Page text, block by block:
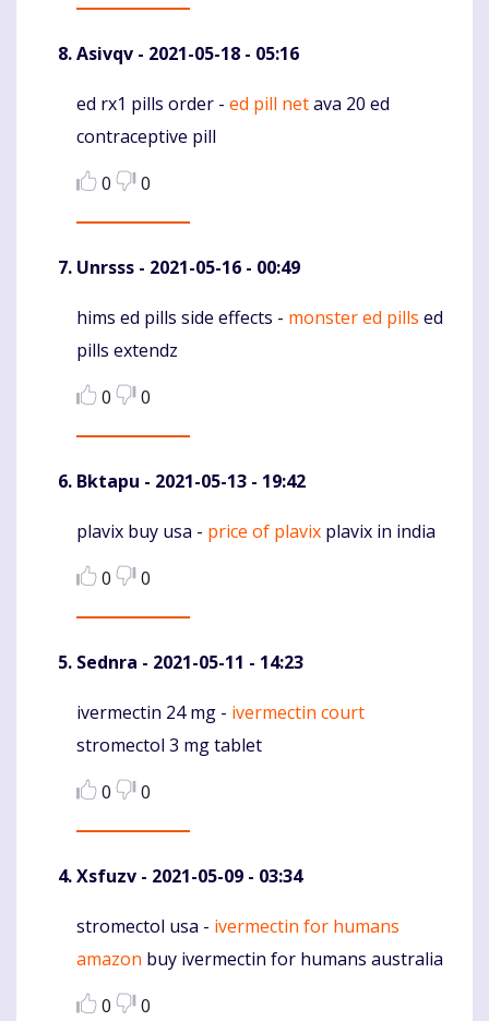
Asivqv - 2021-05-18 - 05:16
Komentaras
ed rx1 pills order - ed pill netava 20 ed
contraceptive pill
0
0
Unrsss - 2021-05-16 - 00:49
Komentaras
hims ed pills side effects - monster ed pills ed
pills extendz
0
0
Bktapu - 2021-05-13 - 19:42
Komentaras
plavix buy usa - price of plavix plavix in india
0
0
Sednra - 2021-05-11 - 14:23
Komentaras
ivermectin 24 mg - ivermectin court
stromectol 3 mg tablet
0
0
Xsfuzv - 2021-05-09 - 03:34
Komentaras
stromectol usa - ivermectin for humans
amazon buy ivermectin for humans australia
0
0